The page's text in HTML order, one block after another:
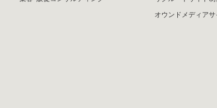
オウンドメディアサ